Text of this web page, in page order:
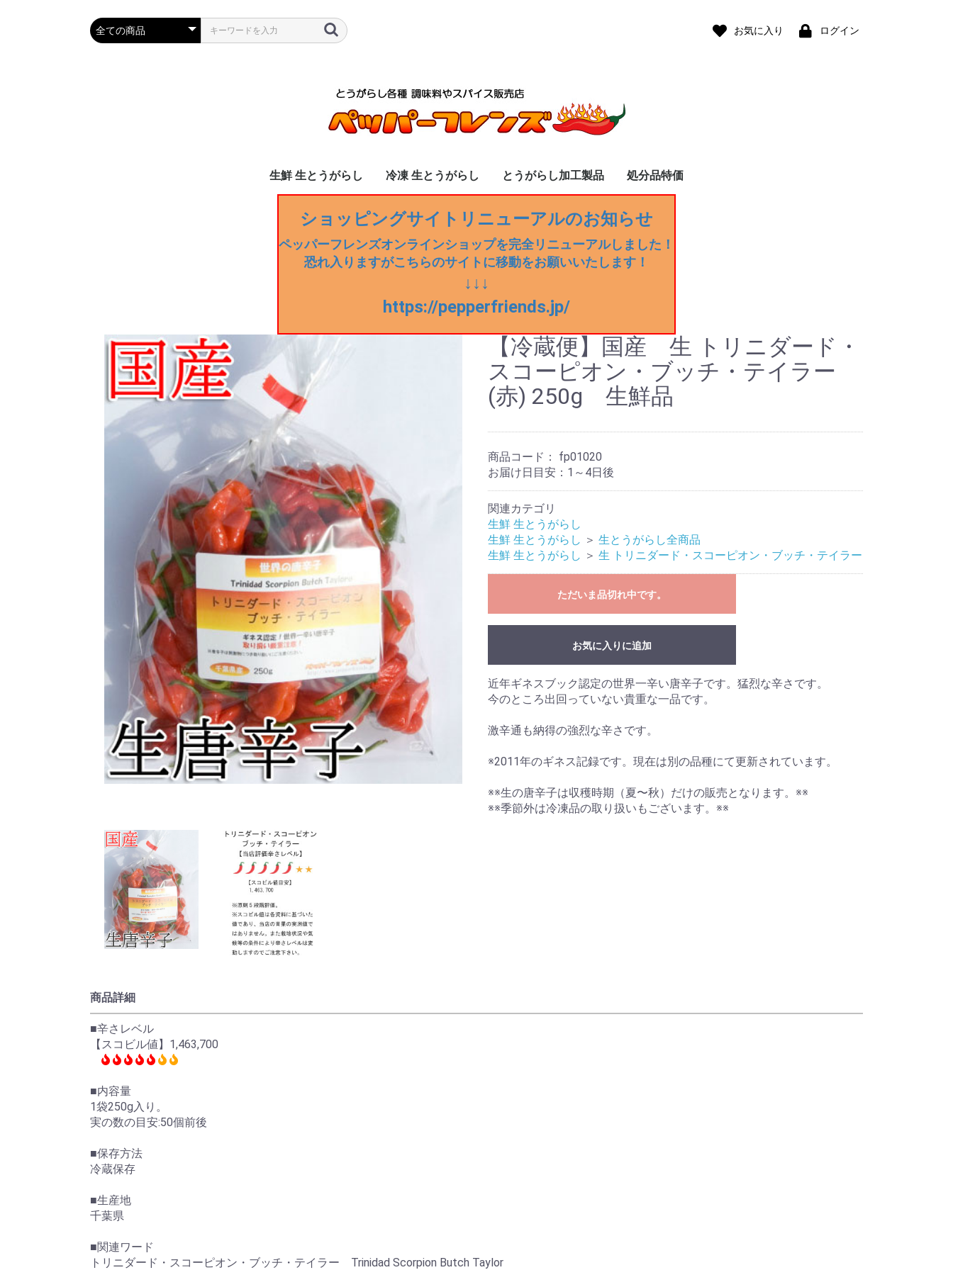
お気に入り ログイン
生鮮 生とうがらし
生とうがらし全商品
2024年夏「生」入荷済み商
品 new!
生 ハラペーニョ
生 ハバネロ
生 青・赤唐辛子 甘口
生 青・赤唐辛子 辛口
生 セラーノ
生 ブート・ジョロキア
生 プリッキーヌ
生 鷹の爪
生 トリニダード・スコーピオ
ン・ブッチ・テイラー
生 キャロライナ・リーパー
生 ポブラーノ
生 黄唐辛子
生 ドラゴンズ・ブレス
常温便配送-送料無料
常温便配送-送料別
冷凍 生とうがらし
冷凍 生とうがらし全商品
冷凍 ハラペーニョ
冷凍 ハバネロ
冷凍 青・赤唐辛子 甘口
冷凍 青・赤唐辛子 辛口
冷凍 セラーノ
冷凍 ブート・ジョロキア
冷凍 プリッキーヌ
冷凍 鷹の爪
冷凍 トリニダード・スコーピ
オン・ブッチ・テイラー
冷凍 キャロライナ・リーパー
冷凍 黄唐辛子
冷凍 ドラゴンズ・ブレス
とうがらし加工製品 処分品特価
ショッピングサイトリニューアルのお知らせ
ペッパーフレンズオンラインショップを完全リニューアルしました！
恐れ入りますがこちらのサイトに移動をお願いいたします！
↓↓↓
https://pepperfriends.jp/
【冷蔵便】国産 生 トリニダード・
スコーピオン・ブッチ・テイラー
(赤) 250g 生鮮品
商品コード： fp01020
お届け日目安：1～4日後
関連カテゴリ
生鮮 生とうがらし
生鮮 生とうがらし ＞ 生とうがらし全商品
生鮮 生とうがらし ＞ 生 トリニダード・スコーピオン・ブッチ・テイラー
ただいま品切れ中です。
お気に入りに追加
近年ギネスブック認定の世界一辛い唐辛子です。猛烈な辛さです。
今のところ出回っていない貴重な一品です。
激辛通も納得の強烈な辛さです。
※2011年のギネス記録です。現在は別の品種にて更新されています。
※※生の唐辛子は収穫時期（夏〜秋）だけの販売となります。※※
※※季節外は冷凍品の取り扱いもございます。※※
商品詳細
■辛さレベル
【スコビル値】1,463,700
■内容量
1袋250g入り。
実の数の目安:50個前後
■保存方法
冷蔵保存
■生産地
千葉県
■関連ワード
トリニダード・スコーピオン・ブッチ・テイラー Trinidad Scorpion Butch Taylor